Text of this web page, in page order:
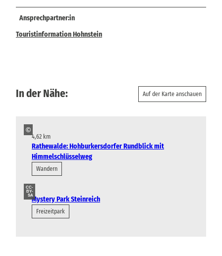
Ansprechpartner:in
Touristinformation Hohnstein
In der Nähe: Auf der Karte anschauen
©
4,62 km
Rathewalde: Hohburkersdorfer Rundblick mit
Himmelschlüsselweg
Wandern
CC-
BY-
SAMystery Park Steinreich
Freizeitpark